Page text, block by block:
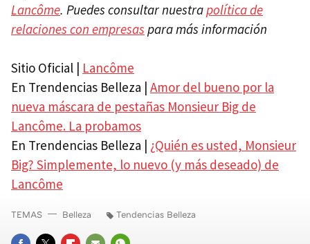
Lancôme. Puedes consultar nuestrapolítica de
relaciones con empresas para más información
Sitio Oficial | Lancôme
En Trendencias Belleza | Amor del bueno por la
nueva máscara de pestañas Monsieur Big de
Lancôme. La probamos
En Trendencias Belleza | ¿Quién es usted, Monsieur
Big? Simplemente, lo nuevo (y más deseado) de
Lancôme
TEMAS Belleza Tendencias Belleza